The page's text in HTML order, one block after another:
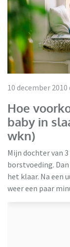
10 december
Hoe
baby in
wkn)
Mijn dochter van
borstvoeding.
het klaar. Na een
weer een paar